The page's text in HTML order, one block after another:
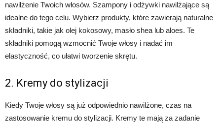
nawilżenie Twoich włosów. Szampony i odżywki nawilżające są
idealne do tego celu. Wybierz produkty, które zawierają naturalne
składniki, takie jak olej kokosowy, masło shea lub aloes. Te
składniki pomogą wzmocnić Twoje włosy i nadać im
elastyczność, co ułatwi tworzenie skrętu.
2. Kremy do stylizacji
Kiedy Twoje włosy są już odpowiednio nawilżone, czas na
zastosowanie kremu do stylizacji. Kremy te mają za zadanie